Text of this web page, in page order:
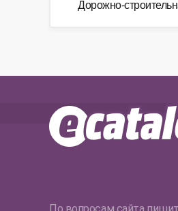
Дорожно-